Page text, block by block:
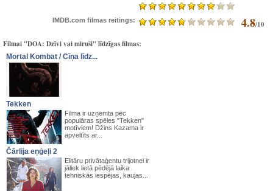
IMDB.com filmas reitings: 4.8/10
Filmai "DOA: Dzīvi vai miruši" līdzīgas filmas:
Mortal Kombat / Cīņa līdz...
Tekken
Filma ir uzņemta pēc
populāras spēles "Tekken"
motīviem! Džins Kazama ir
apveltīts ar...
Čārlija eņģeļi 2
Elitāru privātaģentu trijotnei ir
jāliek lietā pēdējā laika
tehniskās iespējas, kaujas...